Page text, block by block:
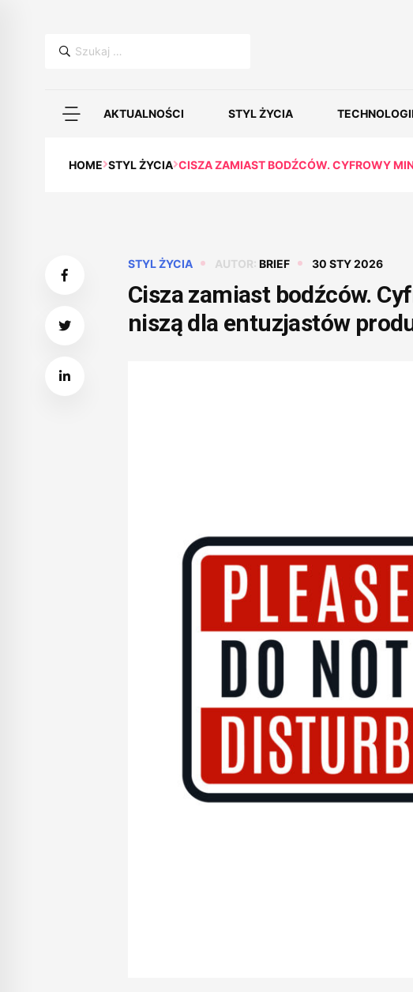
Szukaj:
AKTUALNOŚCI STYL ŻYCIA
HOME STYL ŻYCIA CISZA ZAMIAST BODŹCÓW. CYFROWY
STYL ŻYCIA AUTOR: BRIEF 30 STY 2026
Cisza zamiast bodźców.
niszą dla entuzjastów